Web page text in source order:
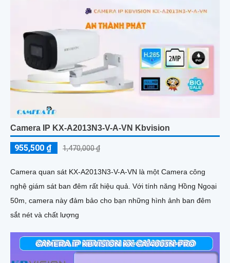
Camera IP KX-A2013N3-V-A-VN Kbvision
955,500 ₫ 1,470,000 ₫
Camera quan sát KX-A2013N3-V-A-VN là một Camera công
nghệ giám sát ban đêm rất hiệu quả. Với tính năng Hồng Ngoại
50m, camera này đảm bảo cho bạn những hình ảnh ban đêm
sắt nét và chất lượng